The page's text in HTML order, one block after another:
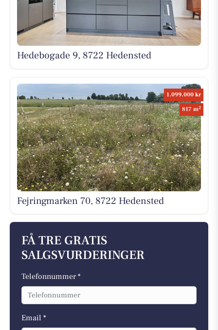
Hedebogade 9, 8722 Hedensted
1.099.000 kr
817 m2
Fejringmarken 70, 8722 Hedensted
FÅ TRE GRATIS
SALGSVURDERINGER
Telefonnummer *
Email *